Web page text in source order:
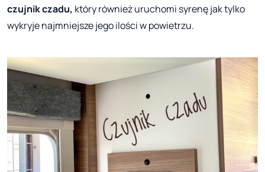
czujnik czadu, który również uruchomi syrenę jak tylko
wykryje najmniejsze jego ilości w powietrzu.